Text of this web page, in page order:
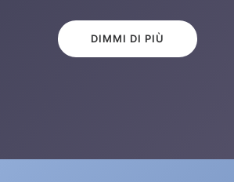
DIMMI DI PIÙ